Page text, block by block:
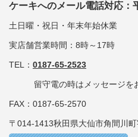
ケーキへのメール電話対応：
土日曜・祝日・年末年始休業
実店舗営業時間：8時～17時
TEL： 0187-65-2523
留守電の時はメッセージを
FAX：0187-65-2570
〒014-1413秋田県大仙市角間川